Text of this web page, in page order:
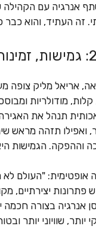
אנרגיה עם הקהילה
זה העתיד, והוא כבר
אריאל מליק צופה
תנהל את האגירה
ואפילו תזהה מראש
וההפקה. הגמישות
אופטימית: "העולם
יצירתיים,
אנרגיה בצורה חכמה
שוויוני יותר